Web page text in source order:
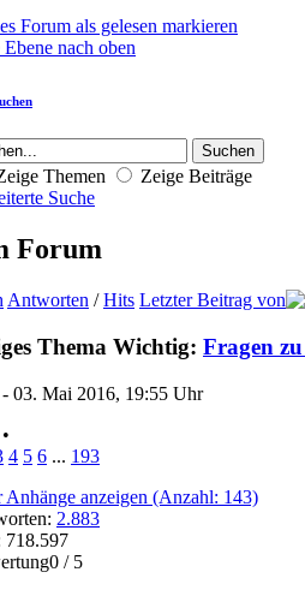
Forum als gelesen markieren
nach oben
Themen
Zeige Beiträge
Suche
Forum
Antworten /Hits Letzter Beitrag von
Wichtig: Fragen
- 03. Mai 2016, 19:55 Uhr
•
4 5 6 ... 193
2.883
718.597
/ 5